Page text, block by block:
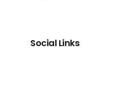
Social Links